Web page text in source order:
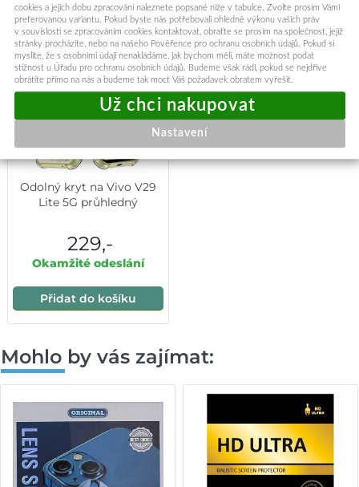
Přidat do košíku Přidat do košíku
Odolný kryt na Vivo V29
Lite 5G průhledný
229,-
Okamžité odeslání
Přidat do košíku
Mohlo by vás zajímat:
cookies a jejich dobu zpracování naleznete popsané níže v tabulce. Zvolte prosím Vámi
preferovanou variantu. Pokud byste nás potřebovali ohledně výkonu vašich práv
v souvislosti se zpracováním cookies kontaktovat, obraťte se prosím na společnost, jejíž
stránky procházíte, nebo na našeho Pověřence pro ochranu osobních údajů. Pokud si
myslíte, že s osobními údaji nenakládáme, jak bychom měli, máte možnost podat
stížnost u Úřadu pro ochranu osobních údajů. Budeme však rádi, pokud se nejdříve
obrátíte přímo na nás a budeme tak moct Váš požadavek obratem vyřešit.
Nastavení